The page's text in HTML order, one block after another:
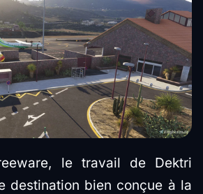
le travail de Dektri
destination bien conçue à la